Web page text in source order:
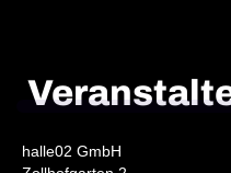
halle02 GmbH